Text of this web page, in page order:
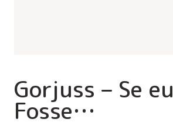
Gorjuss – Se eu
Fosse…